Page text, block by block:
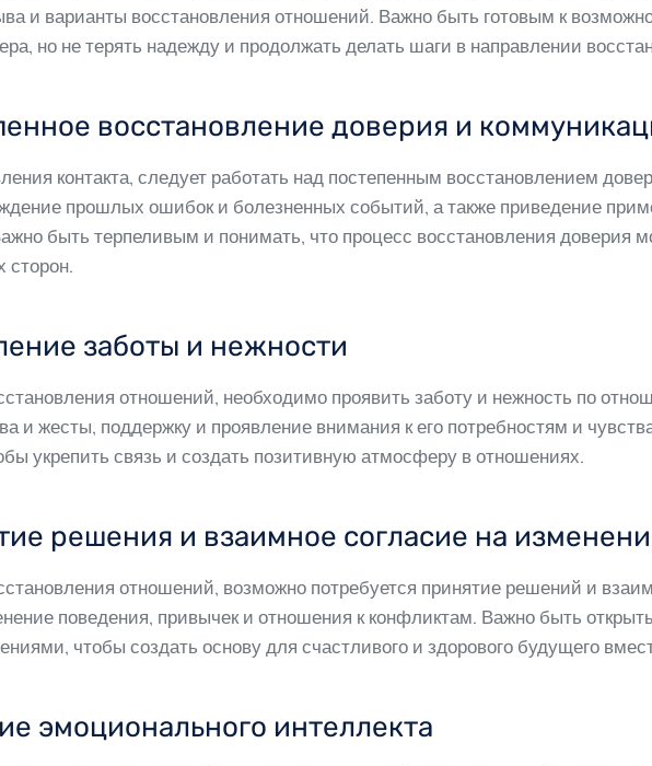
и варианты восстановления отношений. Важно быть готовым к
но не терять надежду и продолжать делать шаги в направлении
восстановление доверия и
контакта, следует работать над постепенным восстановлением
прошлых ошибок и болезненных событий, а также приведение
быть терпеливым и понимать, что процесс восстановления доверия
сторон.
заботы и нежности
отношений, необходимо проявить заботу и нежность по
и жесты, поддержку и проявление внимания к его потребностям и
укрепить связь и создать позитивную атмосферу в отношениях.
решения и взаимное согласие на
отношений, возможно потребуется принятие решений и
поведения, привычек и отношения к конфликтам. Важно быть
чтобы создать основу для счастливого и здорового будущего
эмоционального интеллекта